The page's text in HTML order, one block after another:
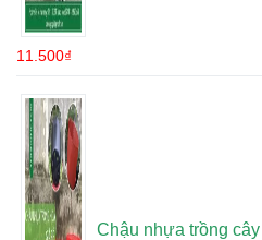
11.500₫
Chậu nhựa trồng